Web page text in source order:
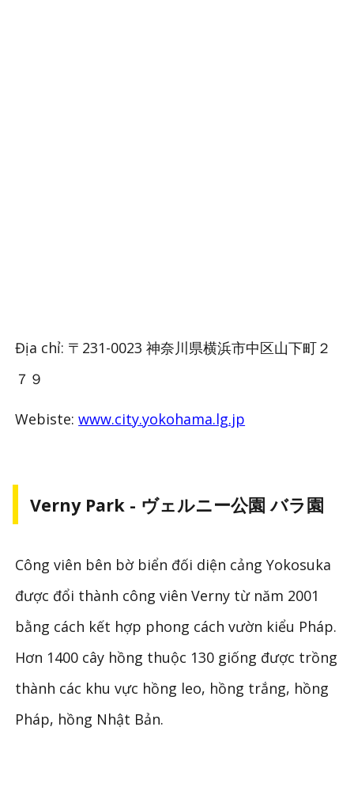
Địa chỉ: 〒231-0023 神奈川県横浜市中区山下町２
７９
Webiste:www.city.yokohama.lg.jp
Verny Park - ヴェルニー公園 バラ園
Công viên bên bờ biển đối diện cảng Yokosuka
được đổi thành công viên Verny từ năm 2001
bằng cách kết hợp phong cách vườn kiểu Pháp.
Hơn 1400 cây hồng thuộc 130 giống được trồng
thành các khu vực hồng leo, hồng trắng, hồng
Pháp, hồng Nhật Bản.